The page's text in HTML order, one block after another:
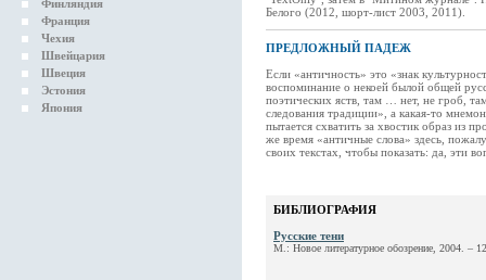
Финляндия
Франция
Чехия
Швейцария
Швеция
Эстония
Япония
Белого (2012, шорт-лист 2003, 2011).
ПРЕДЛОЖНЫЙ ПАДЕЖ
Если «античность» это «знак
воспоминание о некоей былой общей
поэтических яств, там … нет, не гроб,
следования традиции», а какая-то
пытается схватить за хвостик образ из
же время «античные слова» здесь,
своих текстах, чтобы показать: да, эти
БИБЛИОГРАФИЯ
Русские тени
М.: Новое литературное обозрение, 2004. –